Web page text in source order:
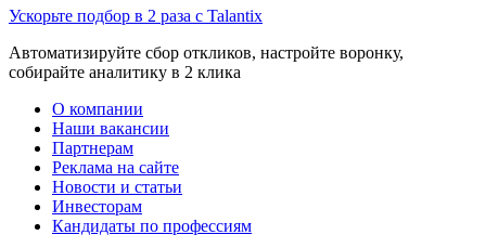
Ускорьте подбор в 2 раза с Talantix
Автоматизируйте сбор откликов, настройте воронку,
собирайте аналитику в 2 клика
О компании
Наши вакансии
Партнерам
Реклама на сайте
Новости и статьи
Инвесторам
Кандидаты по профессиям